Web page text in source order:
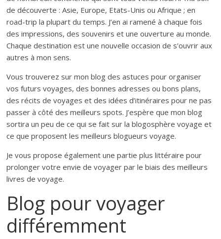
de découverte : Asie, Europe, Etats-Unis ou Afrique ; en
road-trip la plupart du temps. J’en ai ramené à chaque fois
des impressions, des souvenirs et une ouverture au monde.
Chaque destination est une nouvelle occasion de s’ouvrir aux
autres à mon sens.
Vous trouverez sur mon blog des astuces pour organiser
vos futurs voyages, des bonnes adresses ou bons plans,
des récits de voyages et des idées d’itinéraires pour ne pas
passer à côté des meilleurs spots. J’espère que mon blog
sortira un peu de ce qui se fait sur la blogosphère voyage et
ce que proposent les meilleurs blogueurs voyage.
Je vous propose également une partie plus littéraire pour
prolonger votre envie de voyager par le biais des meilleurs
livres de voyage.
Blog pour voyager
différemment